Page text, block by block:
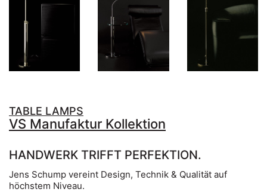
TABLE LAMPS
VS Manufaktur Kollektion
HANDWERK TRIFFT PERFEKTION.
Jens Schump vereint Design, Technik & Qualität auf
höchstem Niveau.